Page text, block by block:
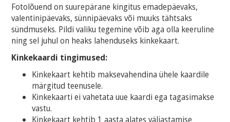
Fotolõuend on suurepärane kingitus emadepäevaks,
valentinipäevaks, sünnipäevaks või muuks tähtsaks
sündmuseks. Pildi valiku tegemine võib aga olla keeruline
ning sel juhul on heaks lahenduseks kinkekaart.
Kinkekaardi tingimused:
Kinkekaart kehtib maksevahendina ühele kaardile
märgitud teenusele.
Kinkekaarti ei vahetata uue kaardi ega tagasimakse
vastu.
Kinkekaart kehtib 1 aasta alates väljastamise